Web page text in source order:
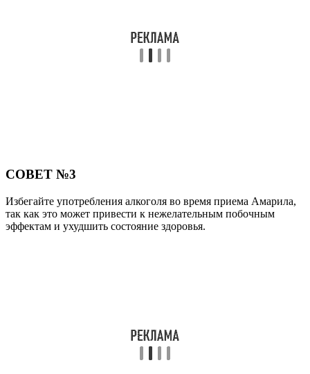
СОВЕТ №3
Избегайте употребления алкоголя во время приема Амарила,
так как это может привести к нежелательным побочным
эффектам и ухудшить состояние здоровья.